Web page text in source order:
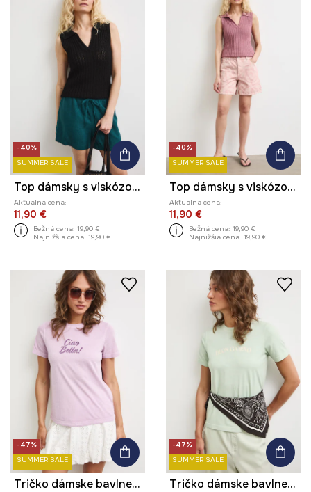
-40%
SUMMER SALE
Top dámsky s viskózou úpletový
Aktuálna cena:
11,90 €
Bežná cena: 19,90 €
Najnižšia cena: 19,90 €
-40%
SUMMER SALE
Top dámsky s viskózou úpletový
Aktuálna cena:
11,90 €
Bežná cena: 19,90 €
Najnižšia cena: 19,90 €
-47%
SUMMER SALE
Tričko dámske bavlnené s potlačou
-47%
SUMMER SALE
Tričko dámske bavlnené s potlačou